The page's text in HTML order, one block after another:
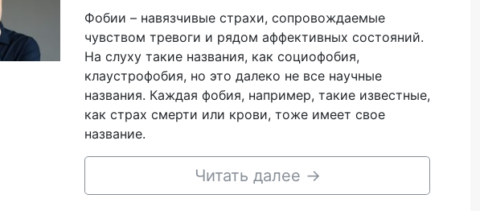
Фобии – навязчивые страхи, сопровождаемые
чувством тревоги и рядом аффективных состояний.
На слуху такие названия, как социофобия,
клаустрофобия, но это далеко не все научные
названия. Каждая фобия, например, такие известные,
как страх смерти или крови, тоже имеет свое
название.
Читать далее →